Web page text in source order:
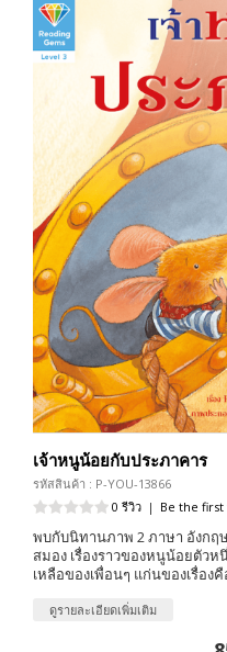
เจ้าหนูน้อยกับประภาคาร
รหัสสินค้า : P-YOU-13866
0 รีวิว | Be the
พบกับนิทานภาพ 2 ภาษา อังก
สมอง เรื่องราวของหนูน้อยตัว
เหลือของเพื่อนๆ แก่นของเรื่อง
ดูรายละเอียดเพิ่มเติม